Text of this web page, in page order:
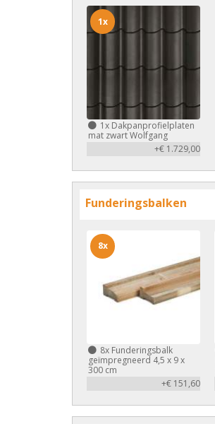
1x Dakpanprofielplaten
mat zwart Wolfgang
+€ 1.729,00
1x
Funderingsbalken
8x Funderingsbalk
geïmpregneerd 4,5 x 9 x
300 cm
+€ 151,60
8x